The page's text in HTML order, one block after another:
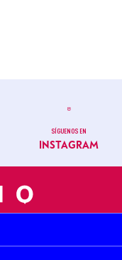
SÍGUENOS EN
INSTAGRAM